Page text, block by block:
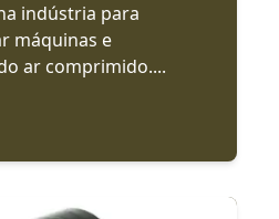
indústria para
máquinas e
ar comprimido....